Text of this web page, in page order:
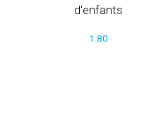
d'enfants
1.80